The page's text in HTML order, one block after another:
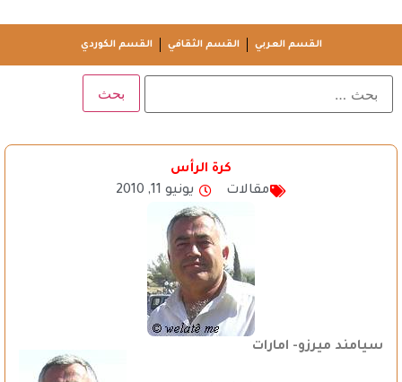
القسم العربي القسم الثقافي القسم الكوردي
كرة الرأس
مقالات
يونيو 11, 2010
سيامند ميرزو- امارات